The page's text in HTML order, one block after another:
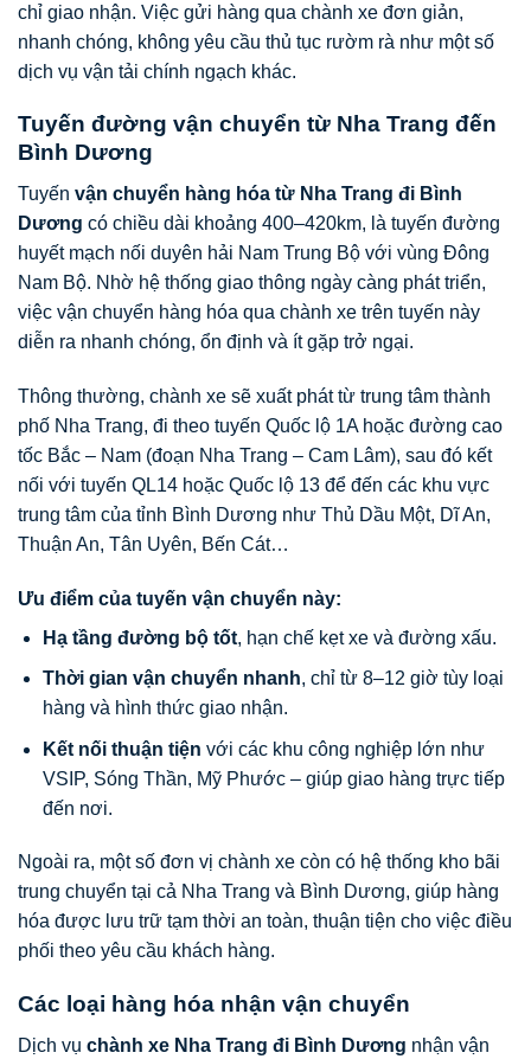
chỉ giao nhận. Việc gửi hàng qua chành xe đơn giản,
nhanh chóng, không yêu cầu thủ tục rườm rà như một số
dịch vụ vận tải chính ngạch khác.
Tuyến đường vận chuyển từ Nha Trang đến
Bình Dương
Tuyến vận chuyển hàng hóa từ Nha Trang đi Bình
Dương có chiều dài khoảng 400–420km, là tuyến đường
huyết mạch nối duyên hải Nam Trung Bộ với vùng Đông
Nam Bộ. Nhờ hệ thống giao thông ngày càng phát triển,
việc vận chuyển hàng hóa qua chành xe trên tuyến này
diễn ra nhanh chóng, ổn định và ít gặp trở ngại.
Thông thường, chành xe sẽ xuất phát từ trung tâm thành
phố Nha Trang, đi theo tuyến Quốc lộ 1A hoặc đường cao
tốc Bắc – Nam (đoạn Nha Trang – Cam Lâm), sau đó kết
nối với tuyến QL14 hoặc Quốc lộ 13 để đến các khu vực
trung tâm của tỉnh Bình Dương như Thủ Dầu Một, Dĩ An,
Thuận An, Tân Uyên, Bến Cát…
Ưu điểm của tuyến vận chuyển này:
Hạ tầng đường bộ tốt, hạn chế kẹt xe và đường xấu.
Thời gian vận chuyển nhanh, chỉ từ 8–12 giờ tùy loại
hàng và hình thức giao nhận.
Kết nối thuận tiện với các khu công nghiệp lớn như
VSIP, Sóng Thần, Mỹ Phước – giúp giao hàng trực tiếp
đến nơi.
Ngoài ra, một số đơn vị chành xe còn có hệ thống kho bãi
trung chuyển tại cả Nha Trang và Bình Dương, giúp hàng
hóa được lưu trữ tạm thời an toàn, thuận tiện cho việc điều
phối theo yêu cầu khách hàng.
Các loại hàng hóa nhận vận chuyển
Dịch vụ chành xe Nha Trang đi Bình Dương nhận vận